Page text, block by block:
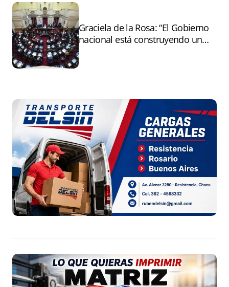
Graciela de la Rosa: “El Gobierno
nacional está construyendo un